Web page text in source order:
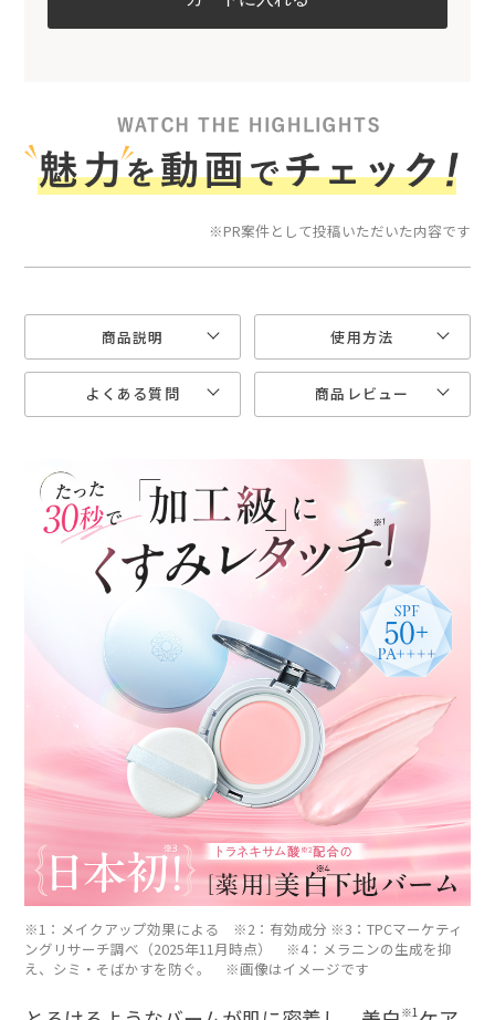
※PR案件として投稿いただいた内容です
商品説明 使用方法
よくある質問 商品レビュー
※1：メイクアップ効果による ※2：有効成分 ※3：TPCマーケティ
ングリサーチ調べ（2025年11月時点） ※4：メラニンの生成を抑
え、シミ・そばかすを防ぐ。 ※画像はイメージです
※1